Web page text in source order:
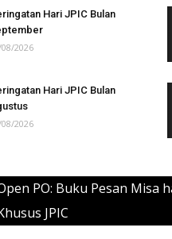
Hari JPIC Bulan
2026
Hari JPIC Bulan
2026
PO: Buku Pesan Misa
JPIC